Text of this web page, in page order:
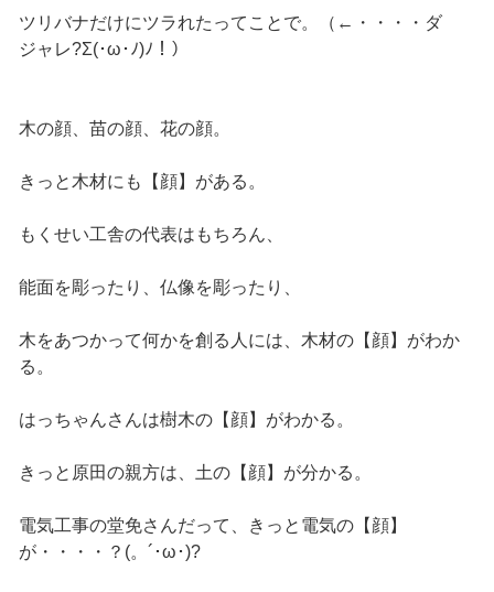
ツリバナだけにツラれたってことで。（←・・・・ダ
ジャレ?Σ(･ω･ﾉ)ﾉ！）
木の顔、苗の顔、花の顔。
きっと木材にも【顔】がある。
もくせい工舎の代表はもちろん、
能面を彫ったり、仏像を彫ったり、
木をあつかって何かを創る人には、木材の【顔】がわか
る。
はっちゃんさんは樹木の【顔】がわかる。
きっと原田の親方は、土の【顔】が分かる。
電気工事の堂免さんだって、きっと電気の【顔】
が・・・・？(。´･ω･)?